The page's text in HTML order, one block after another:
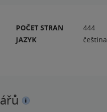
POČET STRAN
444
JAZYK
čeština